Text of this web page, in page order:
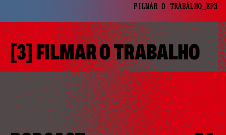
FILMAR O TRABALHO_EP3